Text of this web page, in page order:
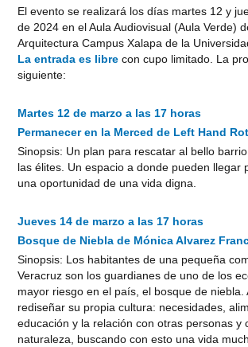
El evento se realizará los días martes 12 y
de 2024 en el Aula Audiovisual (Aula Verde)
Arquitectura Campus Xalapa de la
La entrada es librecon cupo limitado. La
siguiente:
Martes 12 de marzo a las 17 horas
Permanecer en la Merced de Left Hand
Sinopsis: Un plan para rescatar al bello
las élites. Un espacio a donde pueden llegar
una oportunidad de una vida digna.
Jueves 14 de marzo a las 17 horas
Bosque de Niebla de Mónica Alvarez
Sinopsis: Los habitantes de una pequeña
Veracruz son los guardianes de uno de los
mayor riesgo en el país, el bosque de niebla.
rediseñar su propia cultura: necesidades,
educación y la relación con otras personas y
naturaleza, buscando con esto una vida